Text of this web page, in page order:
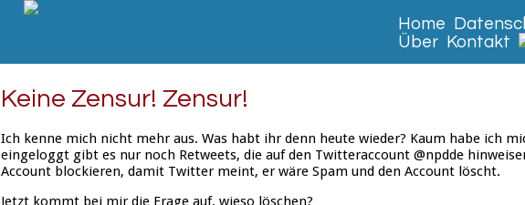
Home
Über Kontakt
Keine Zensur! Zensur!
Ich kenne mich nicht mehr aus. Was habt ihr denn heute wieder? Kaum habe ich
eingeloggt gibt es nur noch Retweets, die auf den Twitteraccount @npdde
Account blockieren, damit Twitter meint, er wäre Spam und den Account löscht.
Jetzt kommt bei mir die Frage auf, wieso löschen?